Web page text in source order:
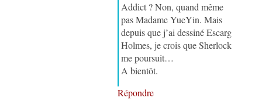
Addict ? Non, quand même
pas Madame YueYin. Mais
depuis que j’ai dessiné Escarg
Holmes, je crois que Sherlock
me poursuit…
A bientôt.
Répondre